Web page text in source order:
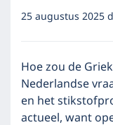
25 augustus 2025
Hoe zou de
Nederlandse
en het
actueel, want